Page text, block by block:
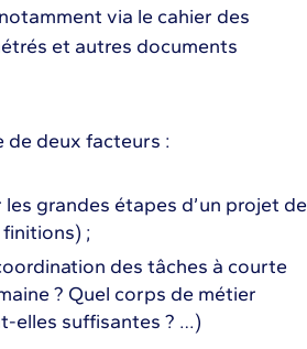
via le cahier des
et autres documents
de deux facteurs :
grandes étapes d’un projet de
;
des tâches à courte
? Quel corps de métier
elles suffisantes ? …)